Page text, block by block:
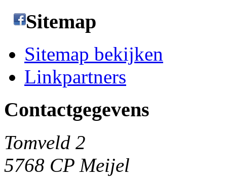
Sitemap
Sitemap bekijken
Linkpartners
Contactgegevens
Tomveld 2
5768 CP Meijel